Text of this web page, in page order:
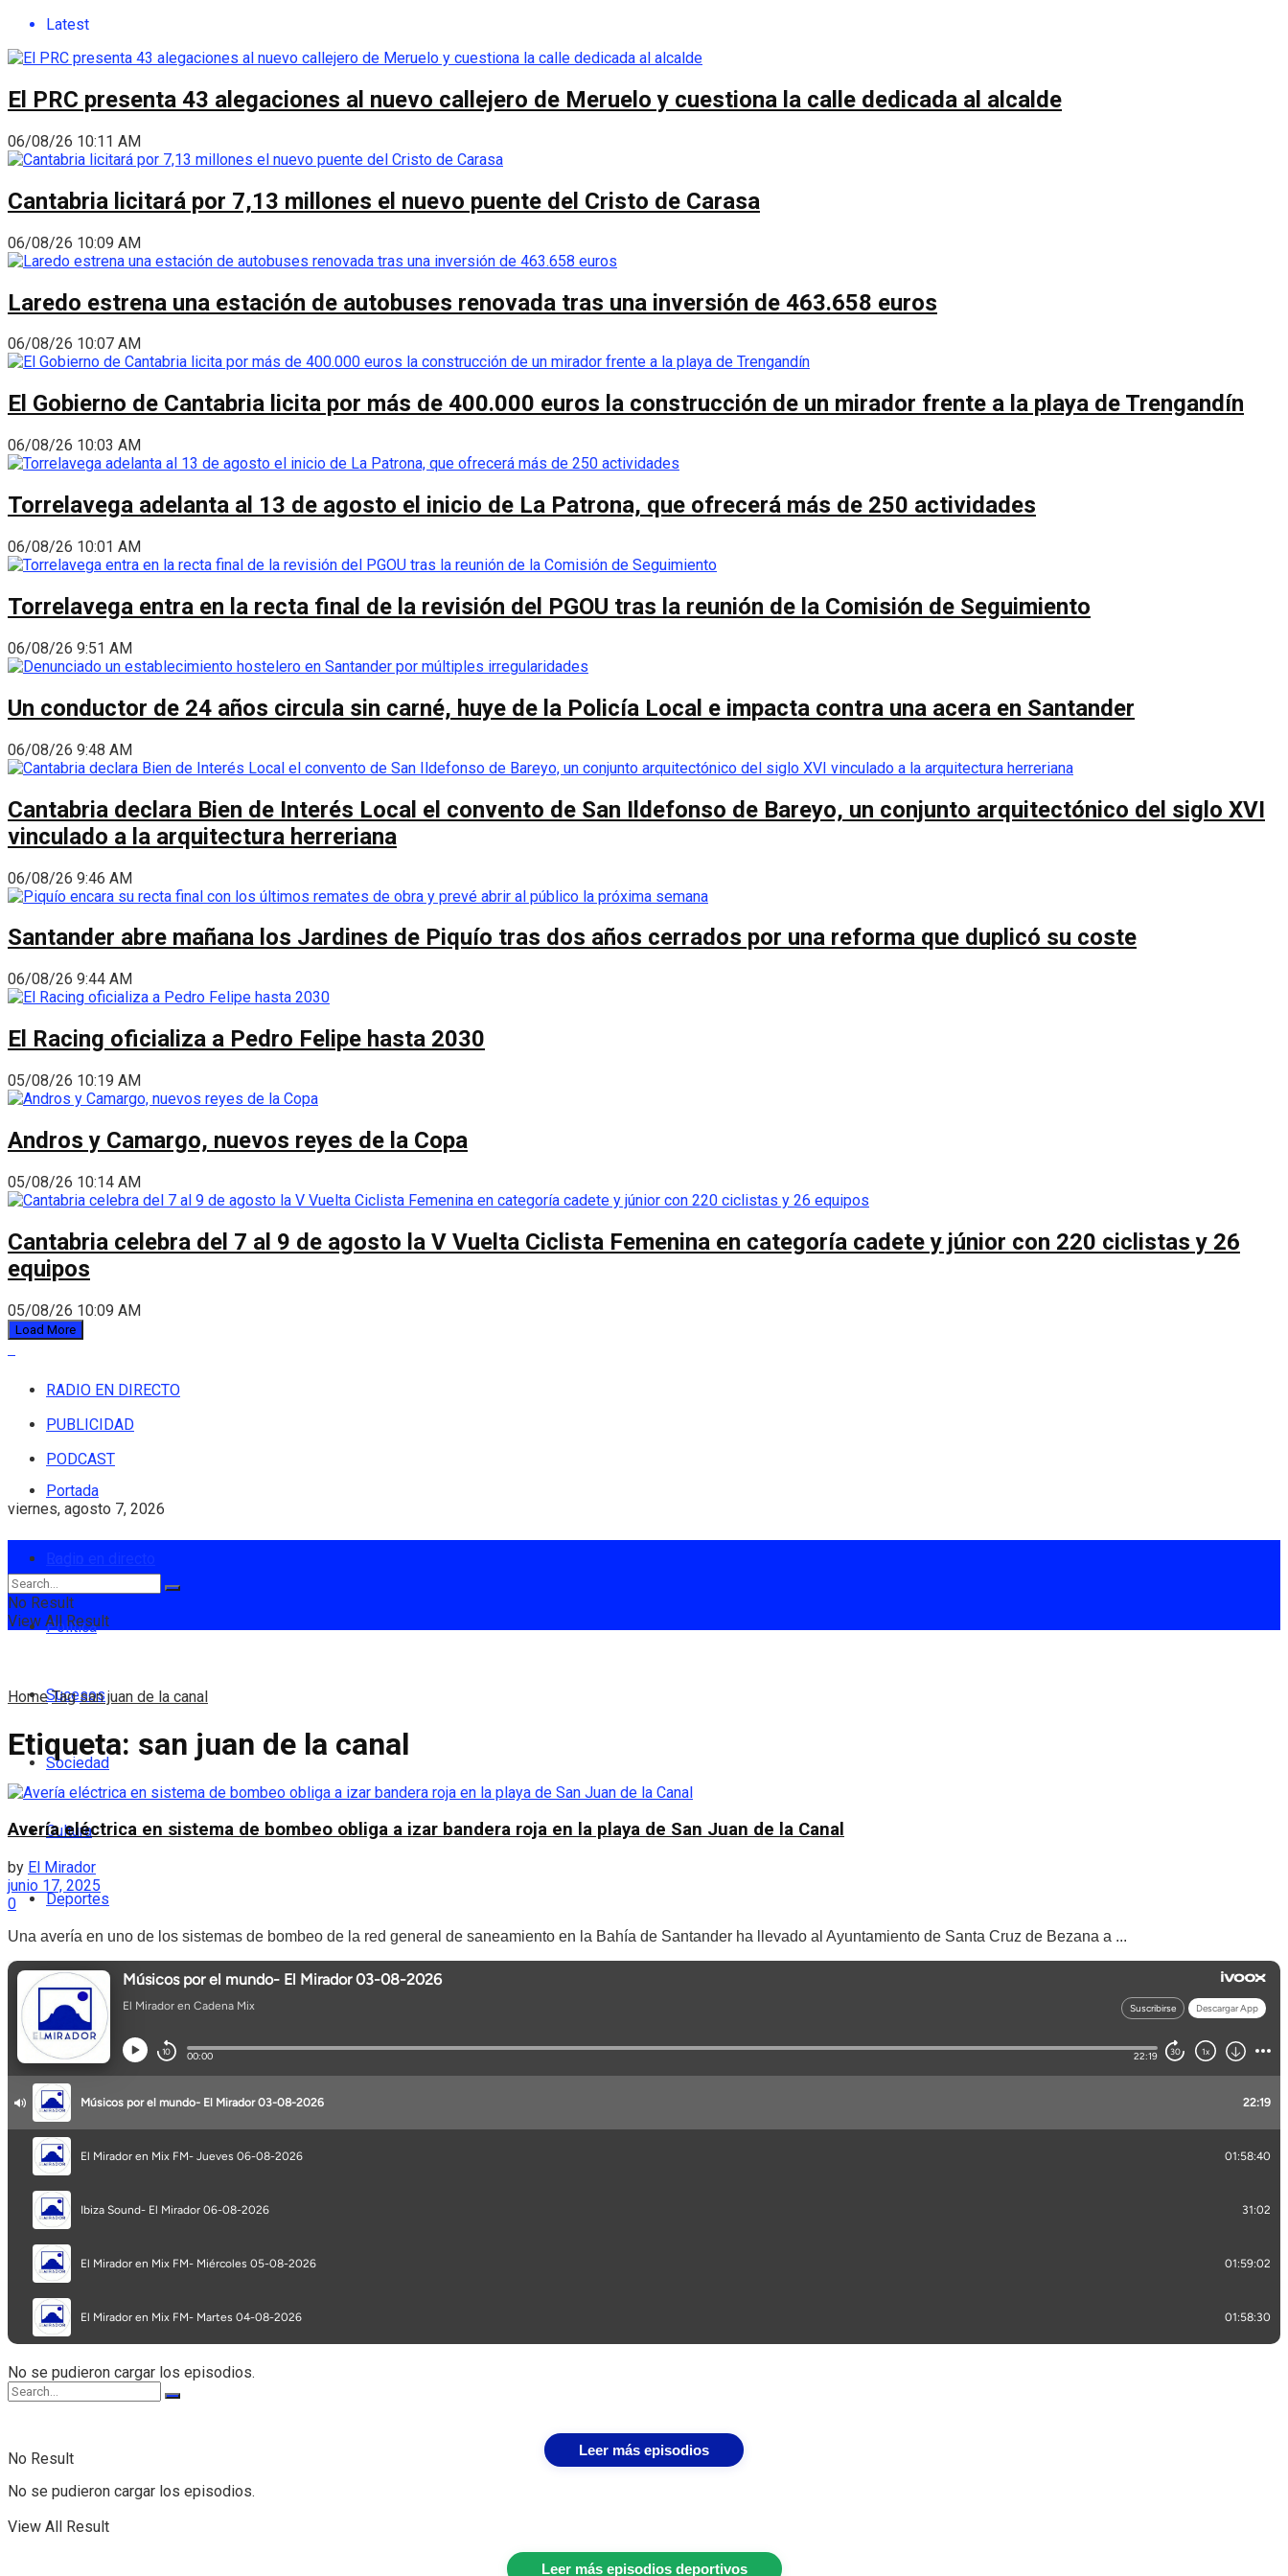
Latest
El PRC presenta 43 alegaciones al nuevo callejero de Meruelo y cuestiona la calle dedicada al alcalde
06/08/26 10:11 AM
Cantabria licitará por 7,13 millones el nuevo puente del Cristo de Carasa
06/08/26 10:09 AM
Laredo estrena una estación de autobuses renovada tras una inversión de 463.658 euros
06/08/26 10:07 AM
El Gobierno de Cantabria licita por más de 400.000 euros la construcción de un mirador frente a la playa de Trengandín
06/08/26 10:03 AM
Torrelavega adelanta al 13 de agosto el inicio de La Patrona, que ofrecerá más de 250 actividades
06/08/26 10:01 AM
Torrelavega entra en la recta final de la revisión del PGOU tras la reunión de la Comisión de Seguimiento
06/08/26 9:51 AM
Un conductor de 24 años circula sin carné, huye de la Policía Local e impacta contra una acera en Santander
06/08/26 9:48 AM
Cantabria declara Bien de Interés Local el convento de San Ildefonso de Bareyo, un conjunto arquitectónico del siglo XVI
vinculado a la arquitectura herreriana
06/08/26 9:46 AM
Santander abre mañana los Jardines de Piquío tras dos años cerrados por una reforma que duplicó su coste
06/08/26 9:44 AM
El Racing oficializa a Pedro Felipe hasta 2030
05/08/26 10:19 AM
Andros y Camargo, nuevos reyes de la Copa
05/08/26 10:14 AM
Cantabria celebra del 7 al 9 de agosto la V Vuelta Ciclista Femenina en categoría cadete y júnior con 220 ciclistas y 26
equipos
05/08/26 10:09 AM
Load More
RADIO EN DIRECTO
PUBLICIDAD
PODCAST
viernes, agosto 7, 2026
Portada
Política
Sucesos
Sociedad
Cultura
Deportes
Podcast
Entrevistas
Opinión
No Result
View All Result
No Result
View All Result
Home Tag san juan de la canal
Etiqueta: san juan de la canal
Avería eléctrica en sistema de bombeo obliga a izar bandera roja en la playa de San Juan de la Canal
by El Mirador
junio 17, 2025
0
Una avería en uno de los sistemas de bombeo de la red general de saneamiento en la Bahía de Santander ha llevado al Ayuntamiento de Santa Cruz de Bezana a ...
No se pudieron cargar los episodios.
Leer más episodios
No se pudieron cargar los episodios.
Leer más episodios deportivos